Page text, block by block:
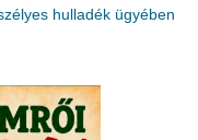
hulladék ügyében